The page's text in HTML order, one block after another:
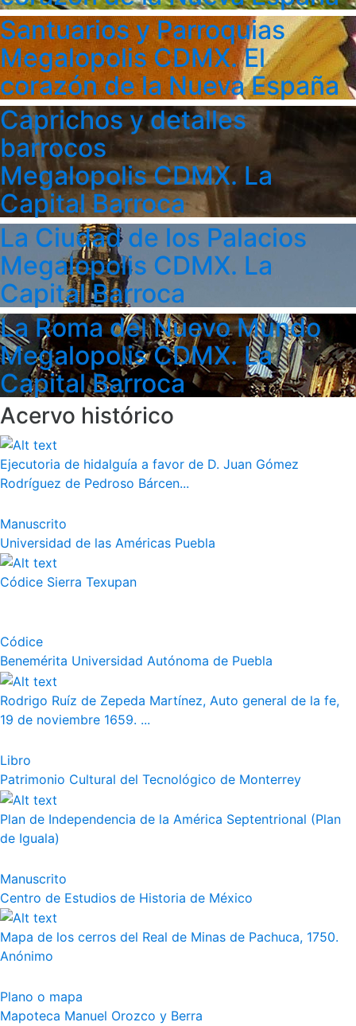
Santuarios y Parroquias
Megalopolis CDMX. El
corazón de la Nueva España
Caprichos y detalles
barrocos
Megalopolis CDMX. La
Capital Barroca
La Ciudad de los Palacios
Megalopolis CDMX. La
Capital Barroca
La Roma del Nuevo Mundo
Megalopolis CDMX. La
Capital Barroca
Acervo histórico
Ejecutoria de hidalguía a favor de D. Juan Gómez
Rodríguez de Pedroso Bárcen...
Manuscrito
Universidad de las Américas Puebla
Códice Sierra Texupan
Códice
Benemérita Universidad Autónoma de Puebla
Rodrigo Ruíz de Zepeda Martínez, Auto general de la fe,
19 de noviembre 1659. ...
Libro
Patrimonio Cultural del Tecnológico de Monterrey
Plan de Independencia de la América Septentrional (Plan
de Iguala)
Manuscrito
Centro de Estudios de Historia de México
Mapa de los cerros del Real de Minas de Pachuca, 1750.
Anónimo
Plano o mapa
Mapoteca Manuel Orozco y Berra